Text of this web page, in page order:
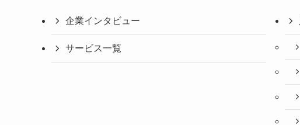
企業インタビュー
サービス一覧